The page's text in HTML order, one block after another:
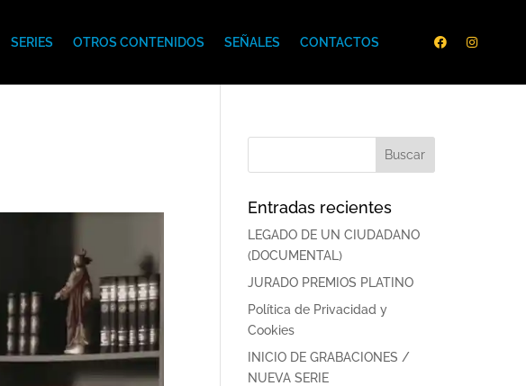
SERIES OTROS CONTENIDOS SEÑALES CONTACTOS
Entradas recientes
LEGADO DE UN CIUDADANO
(DOCUMENTAL)
JURADO PREMIOS PLATINO
Política de Privacidad y
Cookies
INICIO DE GRABACIONES /
NUEVA SERIE